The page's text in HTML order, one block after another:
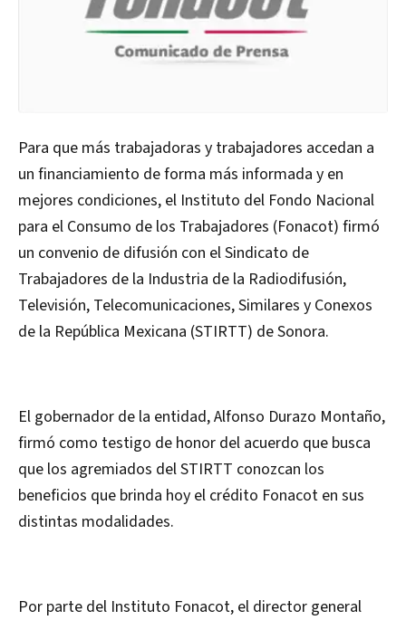
Para que más trabajadoras y trabajadores accedan a
un financiamiento de forma más informada y en
mejores condiciones, el Instituto del Fondo Nacional
para el Consumo de los Trabajadores (Fonacot) firmó
un convenio de difusión con el Sindicato de
Trabajadores de la Industria de la Radiodifusión,
Televisión, Telecomunicaciones, Similares y Conexos
de la República Mexicana (STIRTT) de Sonora.
El gobernador de la entidad, Alfonso Durazo Montaño,
firmó como testigo de honor del acuerdo que busca
que los agremiados del STIRTT conozcan los
beneficios que brinda hoy el crédito Fonacot en sus
distintas modalidades.
Por parte del Instituto Fonacot, el director general